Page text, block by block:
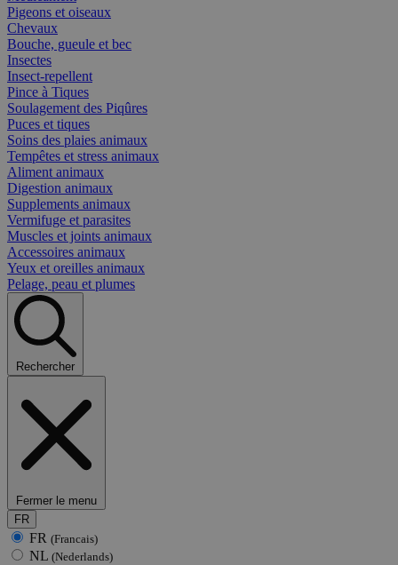
Pigeons et oiseaux
Chevaux
Bouche, gueule et bec
Insectes
Insect-repellent
Pince à Tiques
Soulagement des Piqûres
Puces et tiques
Soins des plaies animaux
Tempêtes et stress animaux
Aliment animaux
Digestion animaux
Supplements animaux
Vermifuge et parasites
Muscles et joints animaux
Accessoires animaux
Yeux et oreilles animaux
Pelage, peau et plumes
Rechercher
Fermer le menu
FR
FR (Francais)
NL (Nederlands)